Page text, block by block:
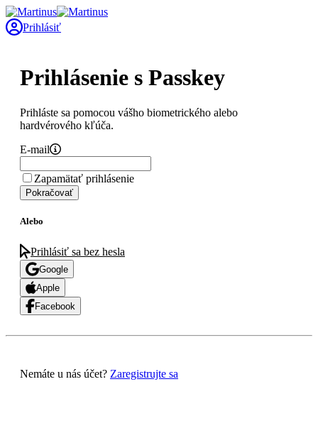
Prihlásiť
Prihlásenie s Passkey
Prihláste sa pomocou vášho biometrického alebo
hardvérového kľúča.
E-mail
Zapamätať prihlásenie
Pokračovať
Alebo
Prihlásiť sa bez hesla
Google
Apple
Facebook
Nemáte u nás účet? Zaregistrujte sa